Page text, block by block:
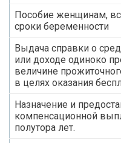
Пособие женщинам,
сроки беременности
Выдача справки о
или доходе одиноко
величине
в целях оказания
Назначение и
компенсационной
полутора лет.